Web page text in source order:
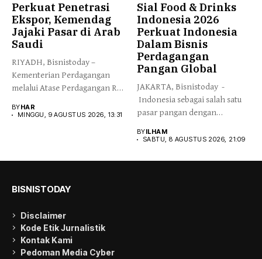
Perkuat Penetrasi
Ekspor, Kemendag
Jajaki Pasar di Arab
Saudi
RIYADH, Bisnistoday –
Kementerian Perdagangan
melalui Atase Perdagangan RI
promosi...
BYHAR
MINGGU, 9 AGUSTUS 2026, 13:31
Sial Food & Drinks
Indonesia 2026
Perkuat Indonesia
Dalam Bisnis
Perdagangan
Pangan Global
JAKARTA, Bisnistoday -
Indonesia sebagai salah satu
pasar pangan dengan
BYILHAM
SABTU, 8 AGUSTUS 2026, 21:09
BISNISTODAY
Disclaimer
Kode Etik Jurnalistik
Kontak Kami
Pedoman Media Cyber